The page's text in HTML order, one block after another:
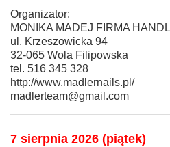
Organizator:
MONIKA MADEJ FIRMA
ul. Krzeszowicka 94
32-065 Wola Filipowska
tel. 516 345 328
http://www.madlernails.pl/
madlerteam@gmail.com
7 sierpnia 2026 (piątek)